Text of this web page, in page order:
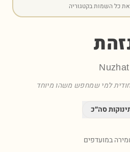
כל השמות בקטגוריה
Nuzhat
למי שמחפש משהו מיוחד
סה״כ
במועדפים